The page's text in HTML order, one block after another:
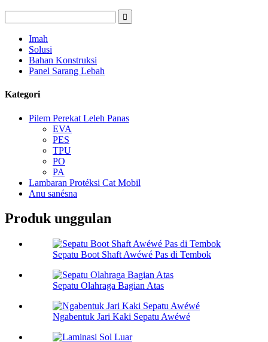
Imah
Solusi
Bahan Konstruksi
Panel Sarang Lebah
Kategori
Pilem Perekat Leleh Panas
EVA
PES
TPU
PO
PA
Lambaran Protéksi Cat Mobil
Anu sanésna
Produk unggulan
Sepatu Boot Shaft Awéwé Pas di Tembok
Sepatu Olahraga Bagian Atas
Ngabentuk Jari Kaki Sepatu Awéwé